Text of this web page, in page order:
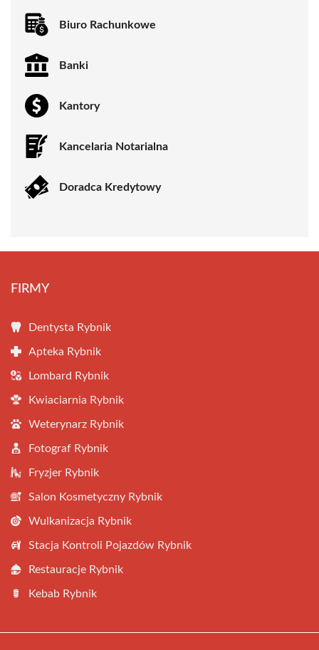
Biuro Rachunkowe
Banki
Kantory
Kancelaria Notarialna
Doradca Kredytowy
FIRMY
Dentysta Rybnik
Apteka Rybnik
Lombard Rybnik
Kwiaciarnia Rybnik
Weterynarz Rybnik
Fotograf Rybnik
Fryzjer Rybnik
Salon Kosmetyczny Rybnik
Wulkanizacja Rybnik
Stacja Kontroli Pojazdów Rybnik
Restauracje Rybnik
Kebab Rybnik